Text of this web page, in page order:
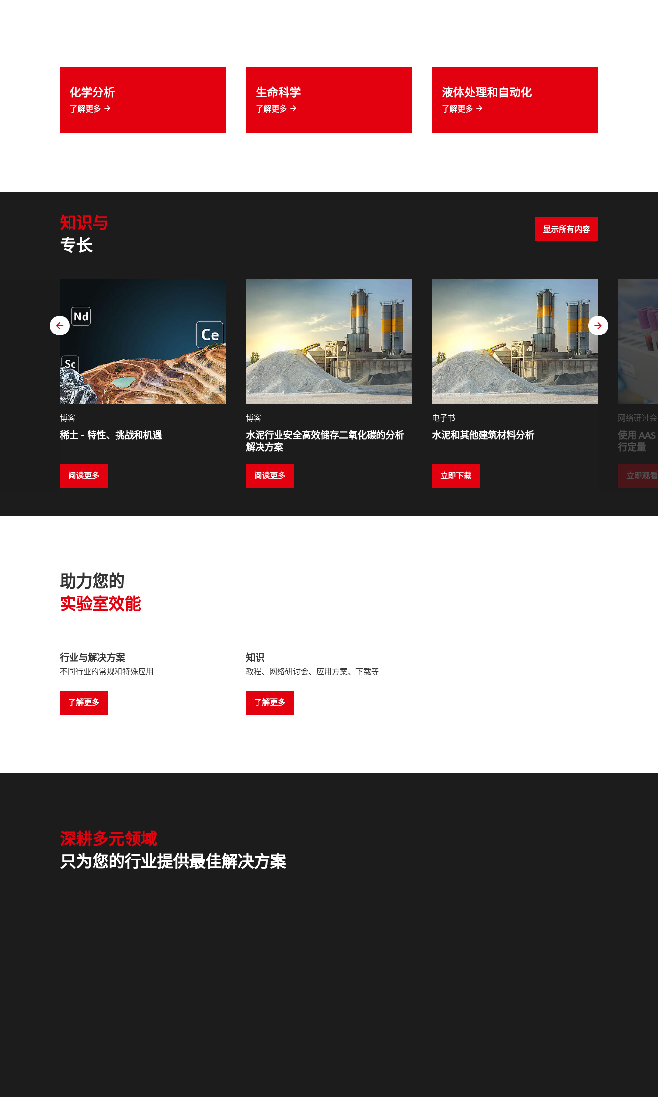
化学分析
了解更多
生命科学
了解更多
液体处理和自动化
了解更多
知识与
专长
显示所有内容
博客
稀土 - 特性、挑战和机遇
阅读更多
博客
水泥行业安全高效储存二氧化碳的分析
解决方案
阅读更多
电子书
水泥和其他建筑材料分析
立即下载
网络研讨会
使用
行定量
立即观看
zurück weiter
助力您的
实验室效能
行业与解决方案
不同行业的常规和特殊应用
了解更多
知识
教程、网络研讨会、应用方案、下载等
了解更多
深耕多元领域
只为您的行业提供最佳解决方案